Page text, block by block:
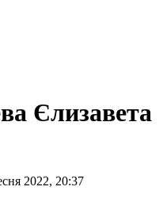
Єлизавета
2022, 20:37